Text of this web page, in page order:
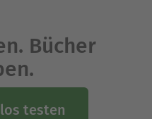
Bücher
testen